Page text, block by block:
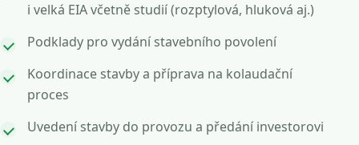
i velká EIA včetně studií (rozptylová, hluková aj.)
Podklady pro vydání stavebního povolení
Koordinace stavby a příprava na kolaudační
proces
Uvedení stavby do provozu a předání investorovi